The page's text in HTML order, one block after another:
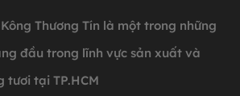
Thương Tín là một trong những
đầu trong lĩnh vực sản xuất và
tươi tại TP.HCM